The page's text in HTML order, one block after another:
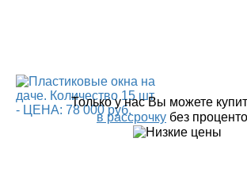
Только у нас Вы можете
в рассрочку без